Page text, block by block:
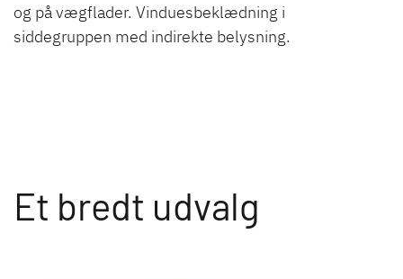
og på vægflader. Vinduesbeklædning i
siddegruppen med indirekte belysning.
Et bredt udvalg